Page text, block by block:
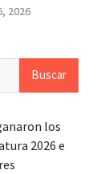
2026
los
2026 e